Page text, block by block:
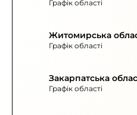
Графік області
Житомирська
Графік області
Закарпатська
Графік області